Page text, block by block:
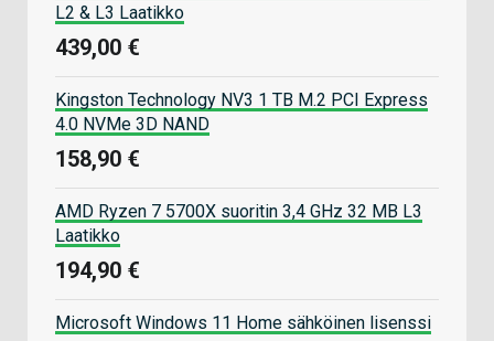
L2 & L3 Laatikko
439,00 €
Kingston Technology NV3 1 TB M.2 PCI Express
4.0 NVMe 3D NAND
158,90 €
AMD Ryzen 7 5700X suoritin 3,4 GHz 32 MB L3
Laatikko
194,90 €
Microsoft Windows 11 Home sähköinen lisenssi